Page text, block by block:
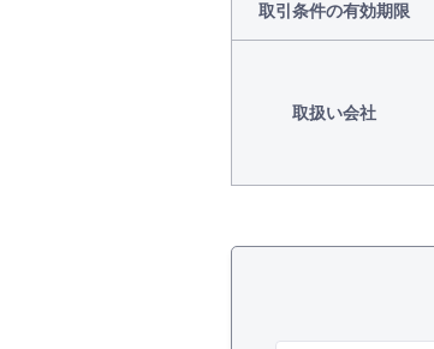
取引条件の有効期限
取扱い会社